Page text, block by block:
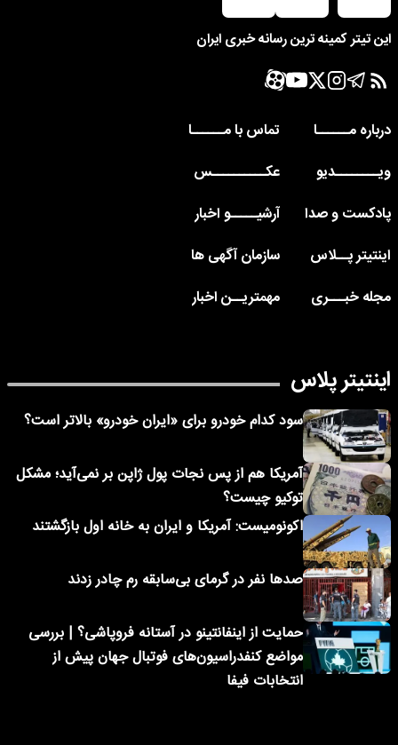
این تیتر کمینه ترین رسانه خبری ایران
درباره مــــــا
تماس با مــــــا
ویــــــــدیو
عکــــــــــس
پادکست و صدا
آرشیـــــو اخبار
اینتیتر پــلاس
سازمان آگهی ها
مجله خبـــری
مهمتریــن اخبار
اینتیتر پلاس
سود کدام خودرو برای «ایران خودرو» بالاتر است؟
آمریکا هم از پس نجات پول ژاپن بر نمی‌آید؛ مشکل
توکیو چیست؟
اکونومیست: آمریکا و ایران به خانه اول بازگشتند
صدها نفر در گرمای بی‌سابقه رم چادر زدند
حمایت از اینفانتینو در آستانه فروپاشی؟ | بررسی
مواضع کنفدراسیون‌های فوتبال جهان پیش از
انتخابات فیفا